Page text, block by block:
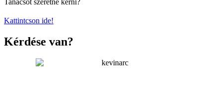
Kattintcson ide!
Kérdése van?